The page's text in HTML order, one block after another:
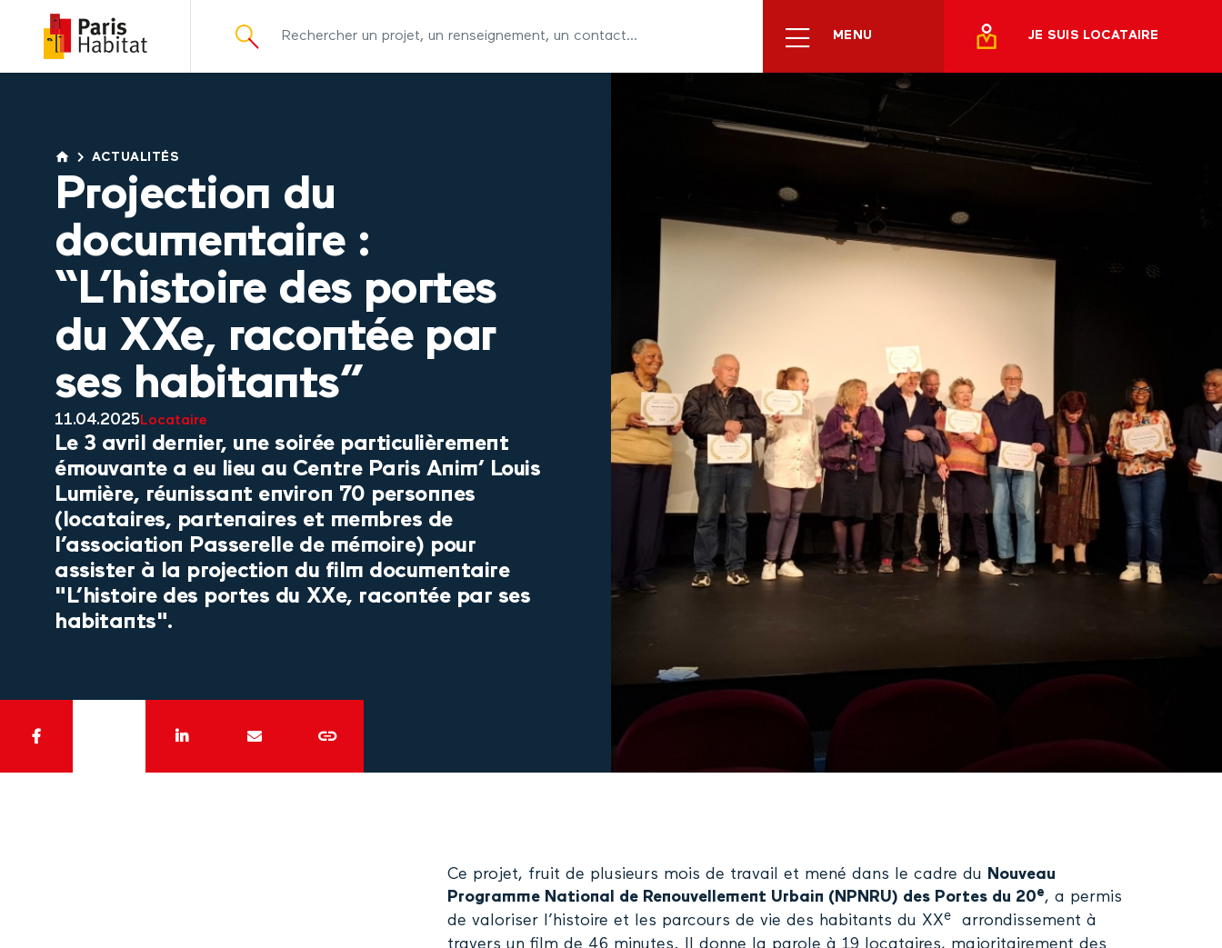
principal
MENU JE SUIS LOCATAIRE
ACTUALITÉS
Projection du
documentaire :
“L’histoire des portes
du XXe, racontée par
ses habitants”
11.04.2025 Locataire
Le 3 avril dernier, une soirée particulièrement
émouvante a eu lieu au Centre Paris Anim’ Louis
Lumière, réunissant environ 70 personnes
(locataires, partenaires et membres de
l’association Passerelle de mémoire) pour
assister à la projection du film documentaire
"L’histoire des portes du XXe, racontée par ses
habitants".
Ce projet, fruit de plusieurs mois de travail et mené dans le cadre du
Nouveau
Programme National de Renouvellement Urbain (NPNRU) des Portes du 20e, a permis
de valoriser l’histoire et les parcours de vie des habitants du XXe arrondissement à
travers un film de 46 minutes. Il donne la parole à 19 locataires, majoritairement des